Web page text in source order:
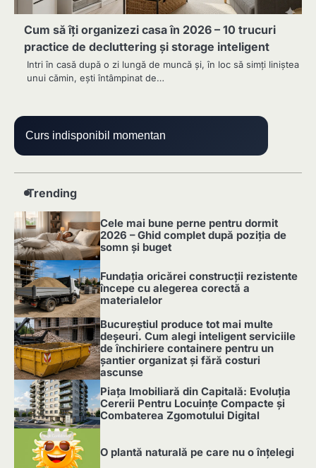
Cum să îți organizezi casa în 2026 – 10 trucuri
practice de decluttering și storage inteligent
Intri în casă după o zi lungă de muncă și, în loc să simți liniștea
unui cămin, ești întâmpinat de…
Curs indisponibil momentan
Trending
1
Cele mai bune perne pentru dormit
2026 – Ghid complet după poziția de
somn și buget
2
Fundația oricărei construcții rezistente
începe cu alegerea corectă a
materialelor
3
Bucureștiul produce tot mai multe
deșeuri. Cum alegi inteligent serviciile
de închiriere containere pentru un
șantier organizat și fără costuri
ascunse
4
Piața Imobiliară din Capitală: Evoluția
Cererii Pentru Locuințe Compacte și
Combaterea Zgomotului Digital
O plantă naturală pe care nu o înțelegi